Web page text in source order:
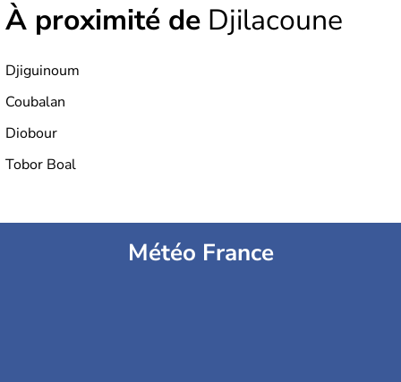
À proximité de Djilacoune
Djiguinoum
Coubalan
Diobour
Tobor Boal
Météo France